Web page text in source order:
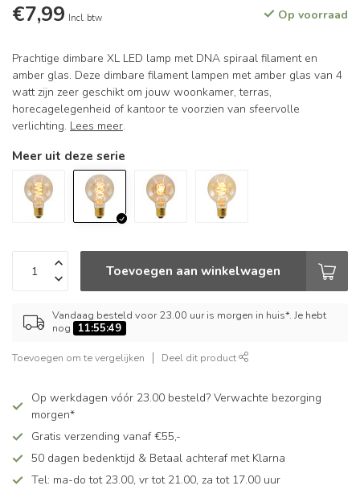
€7,99 Incl. btw Op voorraad
Prachtige dimbare XL LED lamp met DNA spiraal filament en
amber glas. Deze dimbare filament lampen met amber glas van 4
watt zijn zeer geschikt om jouw woonkamer, terras,
horecagelegenheid of kantoor te voorzien van sfeervolle
verlichting. Lees meer.
Meer uit deze serie
Toevoegen aan winkelwagen
Vandaag besteld voor 23.00 uur is morgen in huis*. Je hebt
nog
11:55:48
Toevoegen om te vergelijken Deel dit product
Op werkdagen vóór 23.00 besteld? Verwachte bezorging
morgen*
Gratis verzending vanaf €55,-
50 dagen bedenktijd & Betaal achteraf met Klarna
Tel: ma-do tot 23.00, vr tot 21.00, za tot 17.00 uur